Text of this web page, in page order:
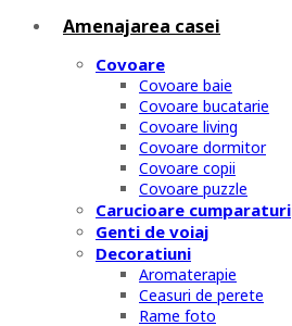
Amenajarea casei
Covoare
Covoare baie
Covoare bucatarie
Covoare living
Covoare dormitor
Covoare copii
Covoare puzzle
Carucioare cumparaturi
Genti de voiaj
Decoratiuni
Aromaterapie
Ceasuri de perete
Rame foto